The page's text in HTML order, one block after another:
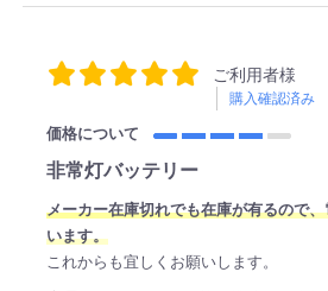
ご利用者様
購入確認済み
価格について
非常灯バッテリー
メーカー在庫切れでも在庫が有るので
います。
これからも宜しくお願いします。